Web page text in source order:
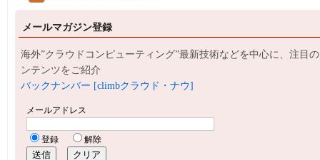
メールマガジン登録
海外”クラウドコンピューティング”最新技術などを中心に、注目
ンテンツをご紹介
バックナンバー [climbクラウド・ナウ]